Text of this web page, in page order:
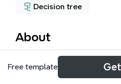
Decision tree
About
Die Sechs Denkhüte
bietet eine strukturierte
Free template